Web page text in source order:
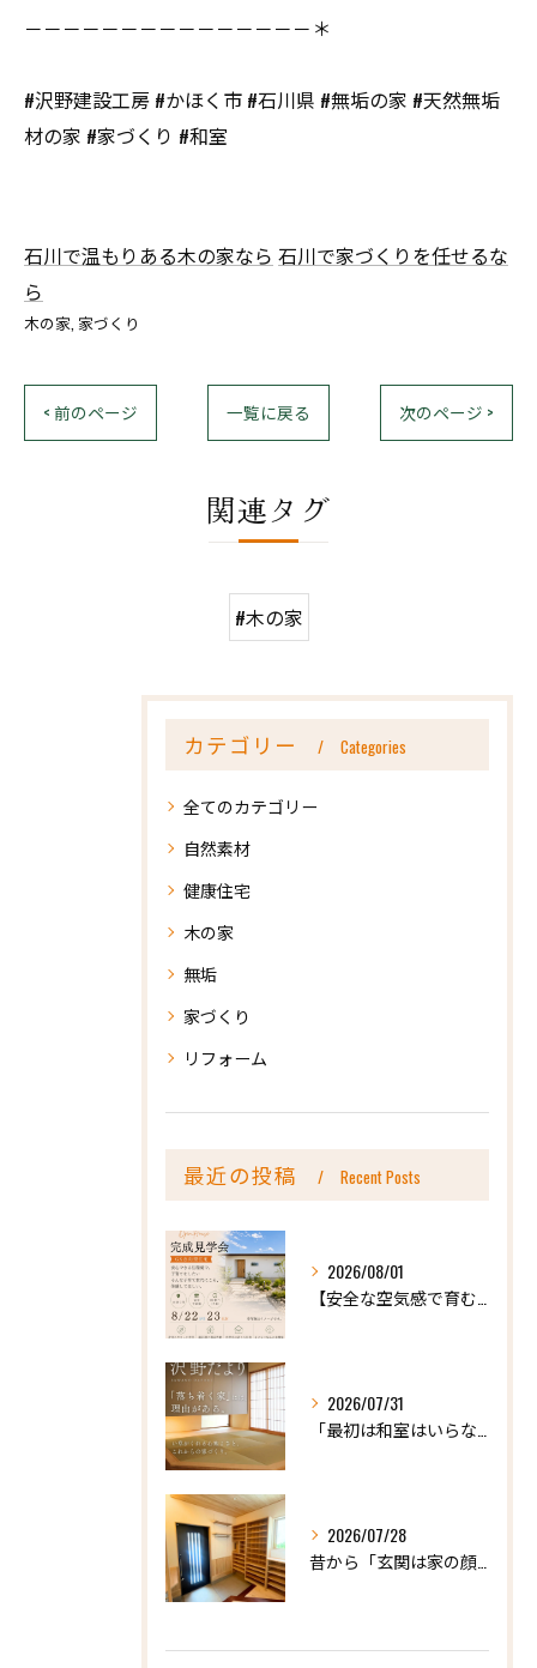
－－－－－－－－－－－－－－－＊
#沢野建設工房 #かほく市 #石川県 #無垢の家 #天然無垢
材の家 #家づくり #和室
石川で温もりある木の家なら 石川で家づくりを任せるな
ら
木の家 家づくり
< 前のページ 一覧に戻る 次のページ >
関連タグ
#木の家
カテゴリー Categories
全てのカテゴリー
自然素材
健康住宅
木の家
無垢
家づくり
リフォーム
最近の投稿 Recent Posts
2026/08/01
2026/07/31
2026/07/28